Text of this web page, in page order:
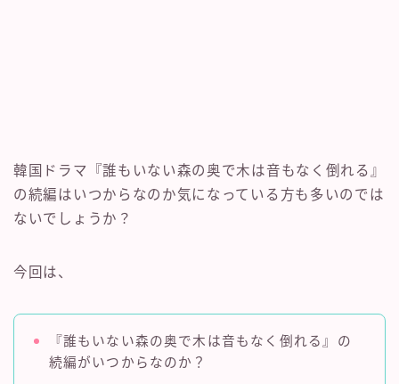
韓国ドラマ『誰もいない森の奥で木は音もなく倒れる』
の続編はいつからなのか気になっている方も多いのでは
ないでしょうか？
今回は、
『誰もいない森の奥で木は音もなく倒れる』の
続編がいつからなのか？